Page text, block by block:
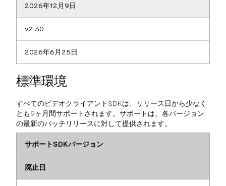
2026年12月9日
v2.30
2026年6月25日
標準環境
すべてのビデオクライアントSDKは、リリース日から少なく
とも9ヶ月間サポートされます。サポートは、各バージョン
の最新のパッチリリースに対して提供されます。
サポートSDKバージョン
廃止日